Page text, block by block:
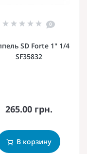
0
SD Forte 1" 1/4
SF35832
265.00 грн.
В корзину